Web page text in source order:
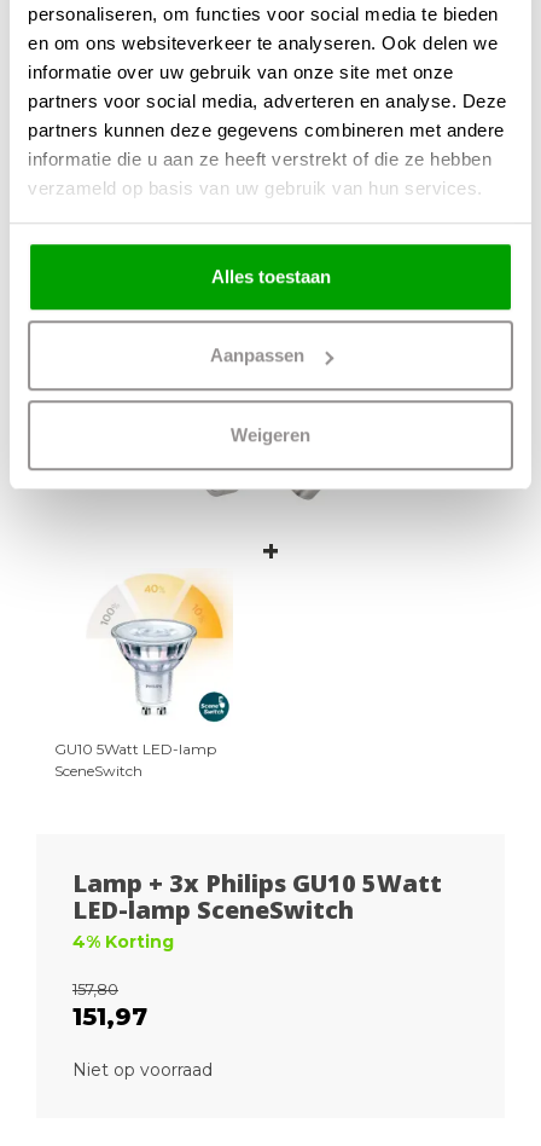
personaliseren, om functies voor social media te bieden
en om ons websiteverkeer te analyseren. Ook delen we
informatie over uw gebruik van onze site met onze
partners voor social media, adverteren en analyse. Deze
partners kunnen deze gegevens combineren met andere
informatie die u aan ze heeft verstrekt of die ze hebben
verzameld op basis van uw gebruik van hun services.
Alles toestaan
Aanpassen
Weigeren
Lamp + 3x Philips GU10 3.7Watt
LED-lamp Warm Glow
3% Korting
142,80
139,22
+
GU10 5Watt LED-lamp
SceneSwitch
Lamp + 3x Philips GU10 5Watt
LED-lamp SceneSwitch
4% Korting
157,80
151,97
Niet op voorraad